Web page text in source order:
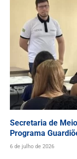
Secretaria de
Programa
6 de julho de 2026